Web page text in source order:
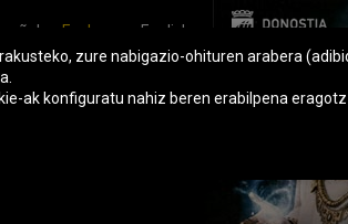
Euskara English
zure nabigazio-ohituren arabera
ak konfiguratu nahiz beren erabilpena